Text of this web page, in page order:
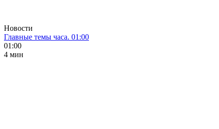
Новости
Главные темы часа. 01:00
01:00
4 мин